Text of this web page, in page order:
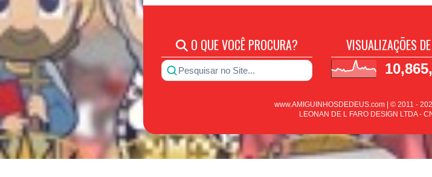
O QUE VOCÊ PROCURA?
Pesquisar no Site...
VISUALIZAÇÕES
www.AMIGUINHOSDEDEUS.com | © 2011 -
LEONAN DE L FARO DESIGN LTDA -